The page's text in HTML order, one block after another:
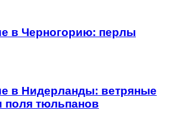
в Черногорию: перлы
в Нидерланды: ветряные
тюльпанов